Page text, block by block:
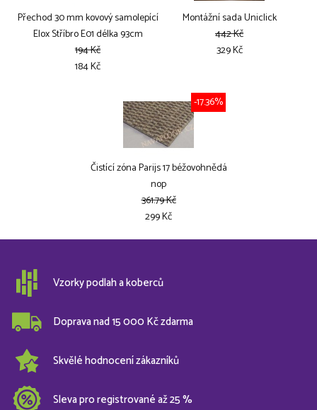
Přechod 30 mm kovový samolepící
Elox Stříbro E01 délka 93cm
194 Kč
184 Kč
Montážní sada Uniclick
442 Kč
329 Kč
Čistící zóna Parijs 17 béžovohnědá
nop
-17.36%
361.79 Kč
299 Kč
Vzorky podlah a koberců
Doprava nad 15 000 Kč zdarma
Skvělé hodnocení zákazníků
Sleva pro registrované až 25 %